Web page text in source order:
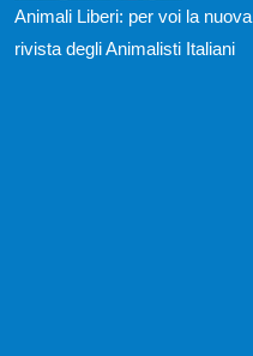
Animali Liberi: per voi la nuova
rivista degli Animalisti Italiani